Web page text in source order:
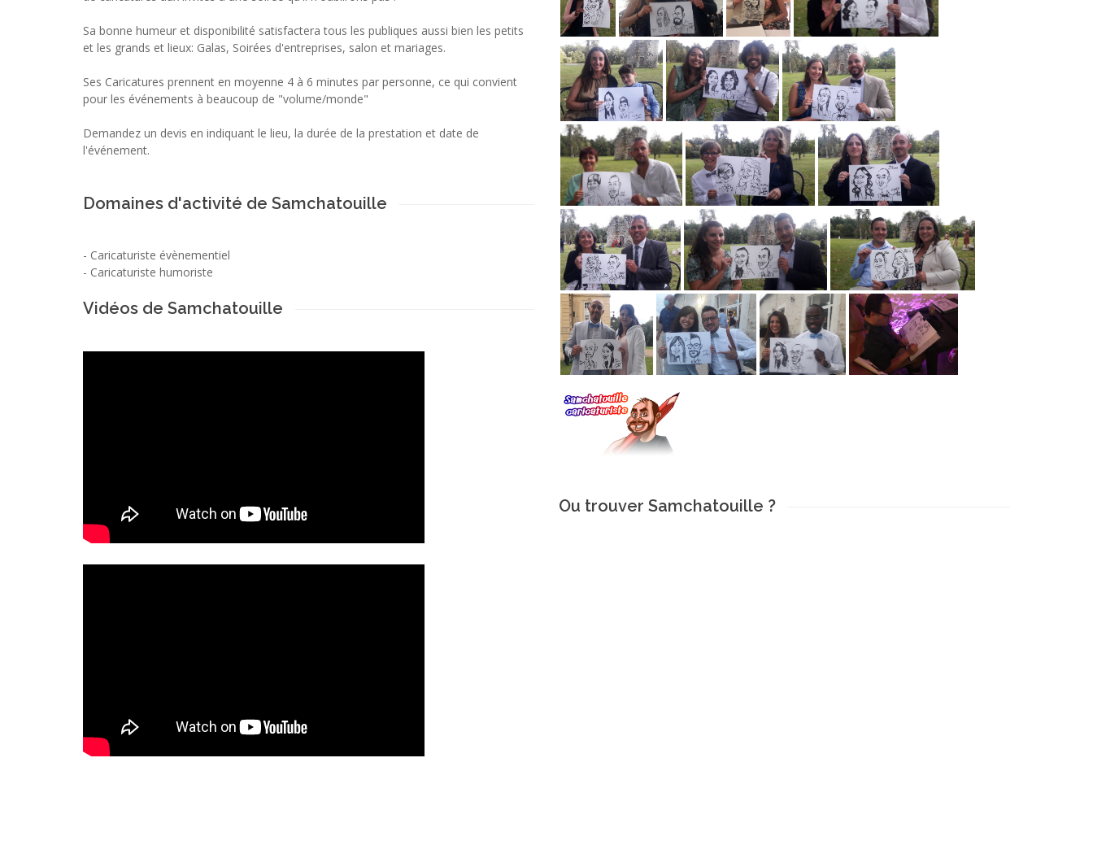
Sa bonne humeur et disponibilité satisfactera tous les publiques aussi bien les petits
et les grands et lieux: Galas, Soirées d'entreprises, salon et mariages.
Ses Caricatures prennent en moyenne 4 à 6 minutes par personne, ce qui convient
pour les événements à beaucoup de "volume/monde"
Demandez un devis en indiquant le lieu, la durée de la prestation et date de
l'événement.
Domaines d'activité de Samchatouille
- Caricaturiste évènementiel
- Caricaturiste humoriste
Vidéos de Samchatouille
Ou trouver Samchatouille ?